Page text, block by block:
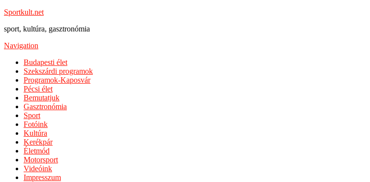
Sportkult.net
sport, kultúra, gasztronómia
Navigation
Budapesti élet
Szekszárdi programok
Programok-Kaposvár
Pécsi élet
Bemutatjuk
Gasztronómia
Sport
Fotóink
Kultúra
Kerékpár
Életmód
Motorsport
Videóink
Impresszum